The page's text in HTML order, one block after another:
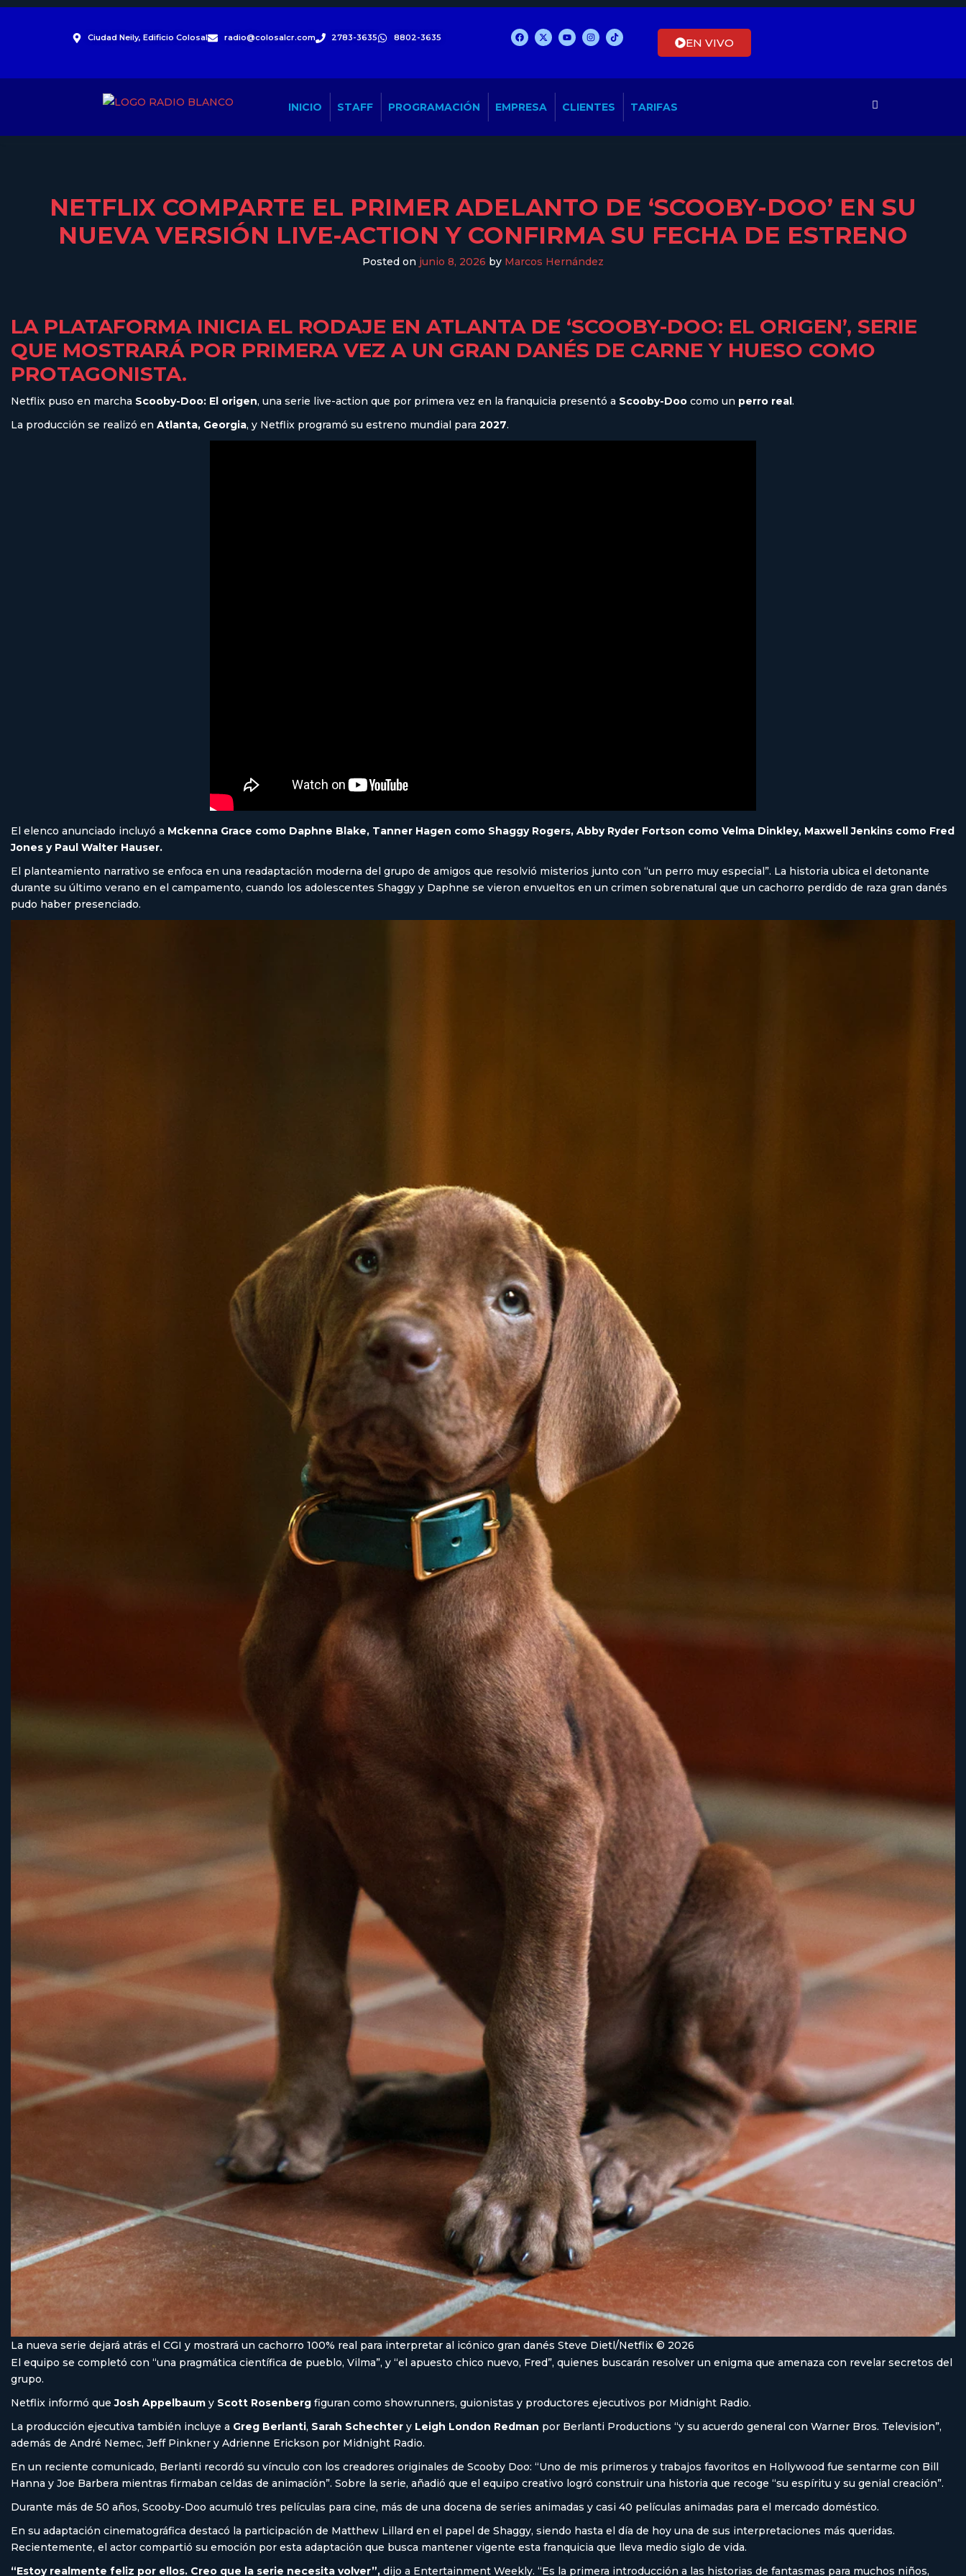
Ciudad Neily, Edificio Colosal radio@colosalcr.com 2783-3635 8802-3635 EN VIVO
INICIO STAFF PROGRAMACIÓN EMPRESA CLIENTES TARIFAS
NETFLIX COMPARTE EL PRIMER ADELANTO DE ‘SCOOBY-DOO’ EN SU
NUEVA VERSIÓN LIVE-ACTION Y CONFIRMA SU FECHA DE ESTRENO
Posted on junio 8, 2026 by Marcos Hernández
LA PLATAFORMA INICIA EL RODAJE EN ATLANTA DE ‘SCOOBY-DOO: EL ORIGEN’, SERIE
QUE MOSTRARÁ POR PRIMERA VEZ A UN GRAN DANÉS DE CARNE Y HUESO COMO
PROTAGONISTA.
Netflix puso en marcha Scooby-Doo: El origen, una serie live-action que por primera vez en la franquicia presentó a Scooby-Doo como un perro real.
La producción se realizó en Atlanta, Georgia, y Netflix programó su estreno mundial para 2027.
El elenco anunciado incluyó a Mckenna Grace como Daphne Blake, Tanner Hagen como Shaggy Rogers, Abby Ryder Fortson como Velma Dinkley, Maxwell Jenkins como Fred
Jones y Paul Walter Hauser.
El planteamiento narrativo se enfoca en una readaptación moderna del grupo de amigos que resolvió misterios junto con “un perro muy especial”. La historia ubica el detonante
durante su último verano en el campamento, cuando los adolescentes Shaggy y Daphne se vieron envueltos en un crimen sobrenatural que un cachorro perdido de raza gran danés
pudo haber presenciado.
La nueva serie dejará atrás el CGI y mostrará un cachorro 100% real para interpretar al icónico gran danés Steve Dietl/Netflix © 2026
El equipo se completó con “una pragmática científica de pueblo, Vilma”, y “el apuesto chico nuevo, Fred”, quienes buscarán resolver un enigma que amenaza con revelar secretos del
grupo.
Netflix informó queJosh Appelbaum y Scott Rosenberg figuran como showrunners, guionistas y productores ejecutivos por Midnight Radio.
La producción ejecutiva también incluye a Greg Berlanti, Sarah Schechter y Leigh London Redman por Berlanti Productions “y su acuerdo general con Warner Bros. Television”,
además de André Nemec, Jeff Pinkner y Adrienne Erickson por Midnight Radio.
En un reciente comunicado, Berlanti recordó su vínculo con los creadores originales de Scooby Doo: “Uno de mis primeros y trabajos favoritos en Hollywood fue sentarme con Bill
Hanna y Joe Barbera mientras firmaban celdas de animación”. Sobre la serie, añadió que el equipo creativo logró construir una historia que recoge “su espíritu y su genial creación”.
Durante más de 50 años, Scooby-Doo acumuló tres películas para cine, más de una docena de series animadas y casi 40 películas animadas para el mercado doméstico.
En su adaptación cinematográfica destacó la participación de Matthew Lillard en el papel de Shaggy, siendo hasta el día de hoy una de sus interpretaciones más queridas.
Recientemente, el actor compartió su emoción por esta adaptación que busca mantener vigente esta franquicia que lleva medio siglo de vida.
“Estoy realmente feliz por ellos. Creo que la serie necesita volver”, dijo a Entertainment Weekly. “Es la primera introducción a las historias de fantasmas para muchos niños,